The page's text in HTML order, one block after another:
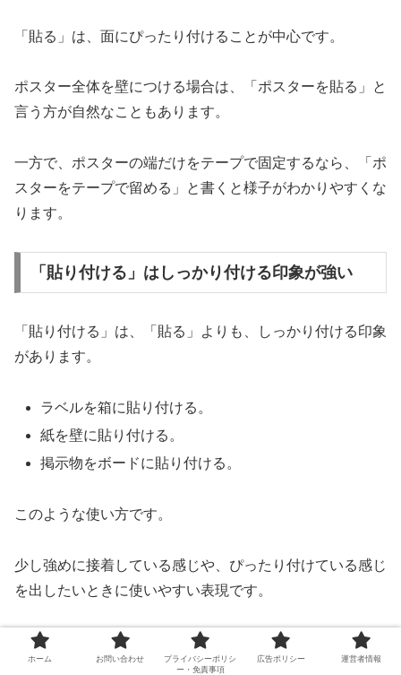
「貼る」は、面にぴったり付けることが中心です。
ポスター全体を壁につける場合は、「ポスターを貼る」と
言う方が自然なこともあります。
一方で、ポスターの端だけをテープで固定するなら、「ポ
スターをテープで留める」と書くと様子がわかりやすくな
ります。
「貼り付ける」はしっかり付ける印象が強い
「貼り付ける」は、「貼る」よりも、しっかり付ける印象
があります。
ラベルを箱に貼り付ける。
紙を壁に貼り付ける。
掲示物をボードに貼り付ける。
このような使い方です。
少し強めに接着している感じや、ぴったり付けている感じ
を出したいときに使いやすい表現です。
「留める」「貼る」「貼り付ける」は、どれも似ています
が、意味の中心が少し違います。
ホーム お問い合わせ
プライバシーポリシ
ー・免責事項
広告ポリシー 運営者情報